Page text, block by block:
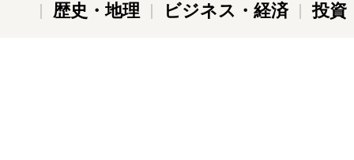
歴史・地理
ビジネス・経済 投資